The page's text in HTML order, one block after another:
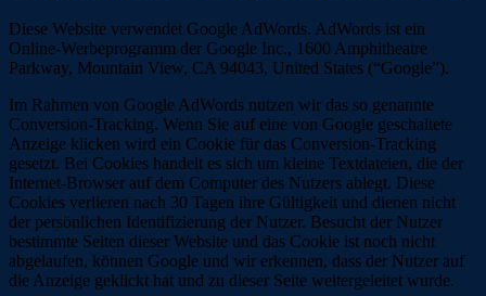
Diese Website verwendet Google AdWords. AdWords ist ein
Online-Werbeprogramm der Google Inc., 1600 Amphitheatre
Parkway, Mountain View, CA 94043, United States (“Google”).
Im Rahmen von Google AdWords nutzen wir das so genannte
Conversion-Tracking. Wenn Sie auf eine von Google geschaltete
Anzeige klicken wird ein Cookie für das Conversion-Tracking
gesetzt. Bei Cookies handelt es sich um kleine Textdateien, die der
Internet-Browser auf dem Computer des Nutzers ablegt. Diese
Cookies verlieren nach 30 Tagen ihre Gültigkeit und dienen nicht
der persönlichen Identifizierung der Nutzer. Besucht der Nutzer
bestimmte Seiten dieser Website und das Cookie ist noch nicht
abgelaufen, können Google und wir erkennen, dass der Nutzer auf
die Anzeige geklickt hat und zu dieser Seite weitergeleitet wurde.